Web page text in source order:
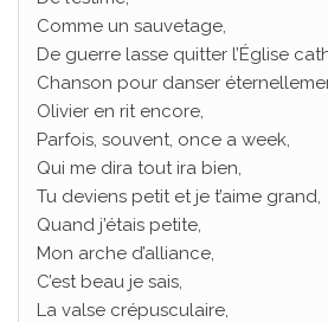
Comme un sauvetage,
De guerre lasse quitter l’Église
Chanson pour danser
Olivier en rit encore,
Parfois, souvent, once a week,
Qui me dira tout ira bien,
Tu deviens petit et je t’aime grand,
Quand j’étais petite,
Mon arche d’alliance,
C’est beau je sais,
La valse crépusculaire,